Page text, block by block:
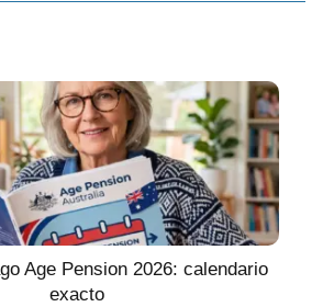
Age Pension 2026: calendario
exacto